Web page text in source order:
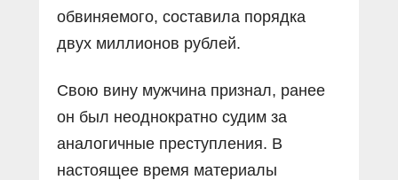
обвиняемого, составила порядка
двух миллионов рублей.
Свою вину мужчина признал, ранее
он был неоднократно судим за
аналогичные преступления. В
настоящее время материалы